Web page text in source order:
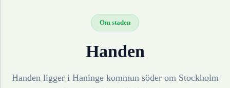
Om staden
Handen
Handen ligger i Haninge kommun söder om Stockholm